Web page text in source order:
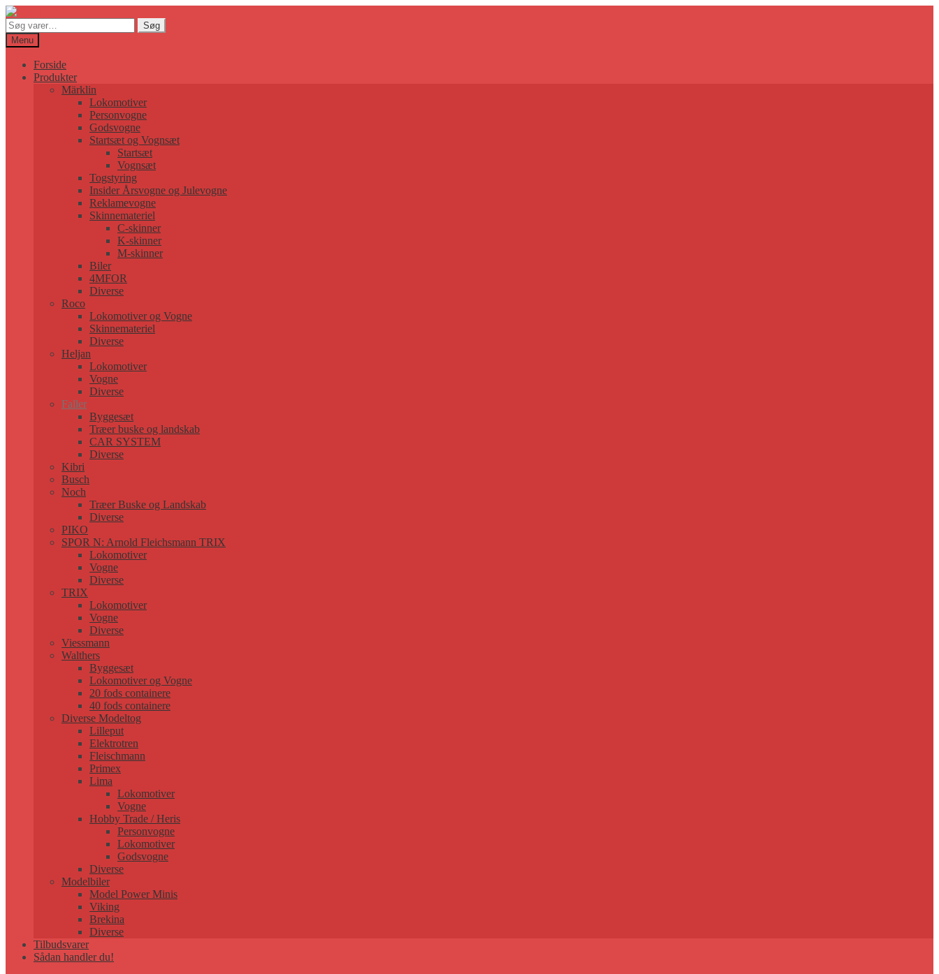
Søg
efter:
Søg
Menu
Forside
Produkter
Märklin
Lokomotiver
Personvogne
Godsvogne
Startsæt og Vognsæt
Startsæt
Vognsæt
Togstyring
Insider Årsvogne og Julevogne
Reklamevogne
Skinnemateriel
C-skinner
K-skinner
M-skinner
Biler
4MFOR
Diverse
Roco
Lokomotiver og Vogne
Skinnemateriel
Diverse
Heljan
Lokomotiver
Vogne
Diverse
Faller
Byggesæt
Træer buske og landskab
CAR SYSTEM
Diverse
Kibri
Busch
Noch
Træer Buske og Landskab
Diverse
PIKO
SPOR N: Arnold Fleichsmann TRIX
Lokomotiver
Vogne
Diverse
TRIX
Lokomotiver
Vogne
Diverse
Viessmann
Walthers
Byggesæt
Lokomotiver og Vogne
20 fods containere
40 fods containere
Diverse Modeltog
Lilleput
Elektrotren
Fleischmann
Primex
Lima
Lokomotiver
Vogne
Hobby Trade / Heris
Personvogne
Lokomotiver
Godsvogne
Diverse
Modelbiler
Model Power Minis
Viking
Brekina
Diverse
Tilbudsvarer
Sådan handler du!